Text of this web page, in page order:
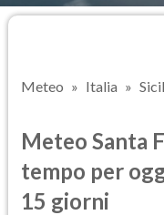
Meteo Italia
Meteo Santa
tempo per
15 giorni